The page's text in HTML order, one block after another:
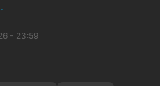
- 23:59